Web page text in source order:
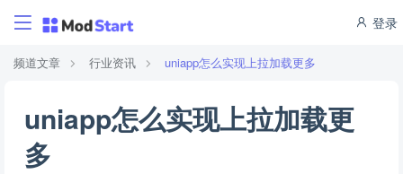
登录
频道文章 行业资讯 uniapp怎么实现上拉加载更多
uniapp怎么实现上拉加载更
多